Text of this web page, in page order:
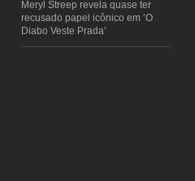
Meryl Streep revela quase ter
recusado papel icônico em ‘O
Diabo Veste Prada’